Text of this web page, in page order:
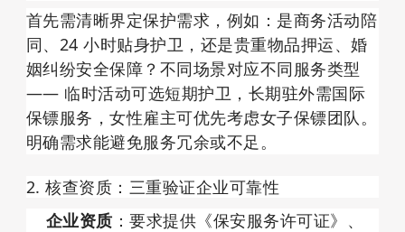
首先需清晰界定保护需求，例如：是商务活动陪
同、24 小时贴身护卫，还是贵重物品押运、婚
姻纠纷安全保障？不同场景对应不同服务类型
—— 临时活动可选短期护卫，长期驻外需国际
保镖服务，女性雇主可优先考虑女子保镖团队。
明确需求能避免服务冗余或不足。
2. 核查资质：三重验证企业可靠性
企业资质 ：要求提供《保安服务许可证》、